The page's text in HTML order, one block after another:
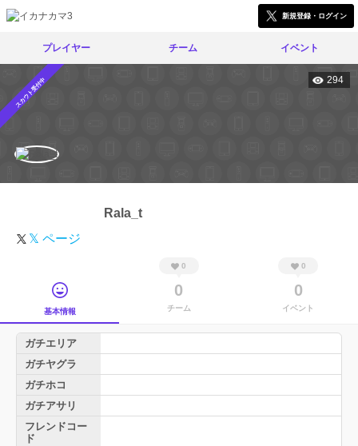
新規登録・ログイン
プレイヤー チーム イベント
スカウト受付中 294
Rala_t
𝕏 ページ
基本情報
0
0
チーム
0
0
イベント
ガチエリア
ガチヤグラ
ガチホコ
ガチアサリ
フレンドコー
ド